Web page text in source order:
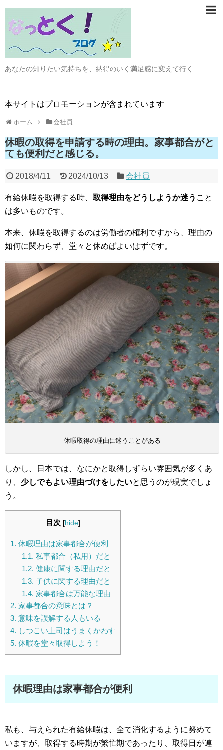
あなたの知りたい気持ちを、納得のいく満足感に変えて行く
本サイトはプロモーションが含まれています
ホーム 会社員
休暇の取得を申請する時の理由。家事都合がと
ても便利だと感じる。
2018/4/11 2024/10/13 会社員
有給休暇を取得する時、 取得理由をどうしようか迷う こと
は多いものです。
本来、休暇を取得するのは労働者の権利ですから、理由の
如何に関わらず、堂々と休めばよいはずです。
休暇取得の理由に迷うことがある
しかし、日本では、なにかと取得しずらい雰囲気が多くあ
り、 少しでもよい理由づけをしたいと思うのが現実でしょ
う。
目次 [hide]
1. 休暇理由は家事都合が便利
1.1. 私事都合（私用）だと
1.2. 健康に関する理由だと
1.3. 子供に関する理由だと
1.4. 家事都合は万能な理由
2. 家事都合の意味とは？
3. 意味を誤解する人もいる
4. しつこい上司はうまくかわす
5. 休暇を堂々取得しよう！
休暇理由は家事都合が便利
私も、与えられた有給休暇は、全て消化するように努めて
いますが、取得する時期が繁忙期であったり、取得日が連